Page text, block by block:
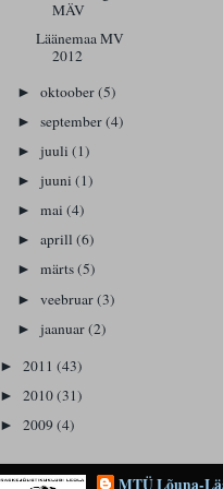
MÄV
Läänemaa MV
2012
►oktoober(5)
►september(4)
►juuli(1)
►juuni(1)
►mai(4)
►aprill(6)
►märts(5)
►veebruar(3)
►jaanuar(2)
► 2011 (43)
► 2010(31)
► 2009 (4)
MTÜ Lõuna-